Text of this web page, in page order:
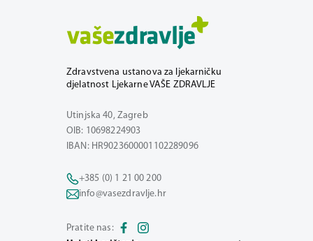
Zdravstvena ustanova za ljekarničku
djelatnost Ljekarne VAŠE ZDRAVLJE
Utinjska 40, Zagreb
OIB: 10698224903
IBAN: HR9023600001102289096
+385 (0) 1 21 00 200
info@vasezdravlje.hr
Pratite nas: